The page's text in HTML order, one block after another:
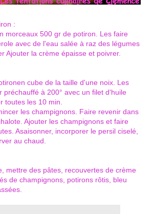
:
morceaux 500 gr de potiron. Les faire
avec de l'eau salée à raz des légumes
Ajouter la crème épaisse et poivrer.
cube de la taille d'une noix. Les
préchauffé à 200° avec un filet d'huile
toutes les 10 min.
les champignons. Faire revenir dans
Ajouter les champignons et faire
Asaisonner, incorporer le persil ciselé,
au chaud.
mettre des pâtes, recouvertes de crème
de champignons, potirons rôtis, bleu